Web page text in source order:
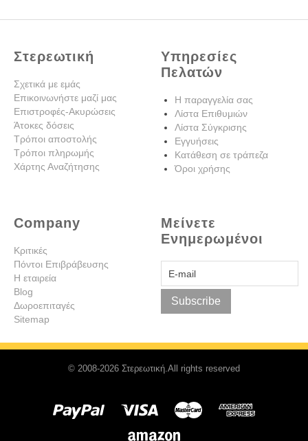
Στερεωτική
Σχετικά με εμάς
Επικοινωνήστε μαζί μας
Επιστροφές-Ακυρώσεις
Άτοκες δόσεις
Τρόποι αποστολής
Τρόποι πληρωμής
Χάρτης Αναζήτησης
Υπηρεσίες
Πελατών
Η παραγγελία σας
Λίστα Επιθυμιών
Λίστα Σύγκρισης
Εγγυήσεις
Κατάθεση σε τράπεζα
Όροι χρήσης
Company
Κριτικές
Πόντοι Επιβράβευσης
Η εταιρεία
Blog
Δωροεπιταγές
Sitemap
Μείνετε
Ενημερωμένοι
Subscribe
© 2008-2026 Στερεωτική.All rights reserved